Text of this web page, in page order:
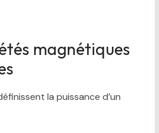
magnétiques
la puissance d’un